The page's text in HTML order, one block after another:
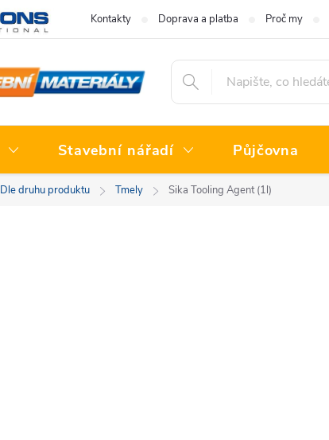
Kontakty Doprava a platba Proč my
Stavební nářadí Půjčovna
Dle druhu produktu Tmely Sika Tooling Agent (1l)